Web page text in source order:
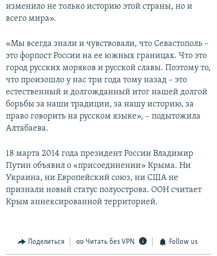
изменило не только историю этой страны, но и
всего мира».
«Мы всегда знали и чувствовали, что Севастополь –
это форпост России на ее южных границах. Что это
город русских моряков и русской славы. Поэтому то,
что произошло у нас три года тому назад – это
естественный и долгожданный итог нашей долгой
борьбы за наши традиции, за нашу историю, за
право говорить на русском языке», – подытожила
Алтабаева.
18 марта 2014 года президент России Владимир
Путин объявил о «присоединении» Крыма. Ни
Украина, ни Европейский союз, ни США не
признали новый статус полуострова. ООН считает
Крым аннексированной территорией.
Поделиться Читать без VPN Follow us